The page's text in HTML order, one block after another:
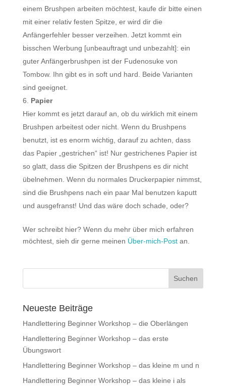
einem Brushpen arbeiten möchtest, kaufe dir bitte einen
mit einer relativ festen Spitze, er wird dir die
Anfängerfehler besser verzeihen. Jetzt kommt ein
bisschen Werbung [unbeauftragt und unbezahlt]: ein
guter Anfängerbrushpen ist der Fudenosuke von
Tombow. Ihn gibt es in soft und hard. Beide Varianten
sind geeignet.
Papier
Hier kommt es jetzt darauf an, ob du wirklich mit einem
Brushpen arbeitest oder nicht. Wenn du Brushpens
benutzt, ist es enorm wichtig, darauf zu achten, dass
das Papier „gestrichen“ ist! Nur gestrichenes Papier ist
so glatt, dass die Spitzen der Brushpens es dir nicht
übelnehmen. Wenn du normales Druckerpapier nimmst,
sind die Brushpens nach ein paar Mal benutzen kaputt
und ausgefranst! Und das wäre doch schade, oder?
Wer schreibt hier? Wenn du mehr über mich erfahren
möchtest, sieh dir gerne meinen Über-mich-Post an.
Neueste Beiträge
Handlettering Beginner Workshop – die Oberlängen
Handlettering Beginner Workshop – das erste
Übungswort
Handlettering Beginner Workshop – das kleine m und n
Handlettering Beginner Workshop – das kleine i als